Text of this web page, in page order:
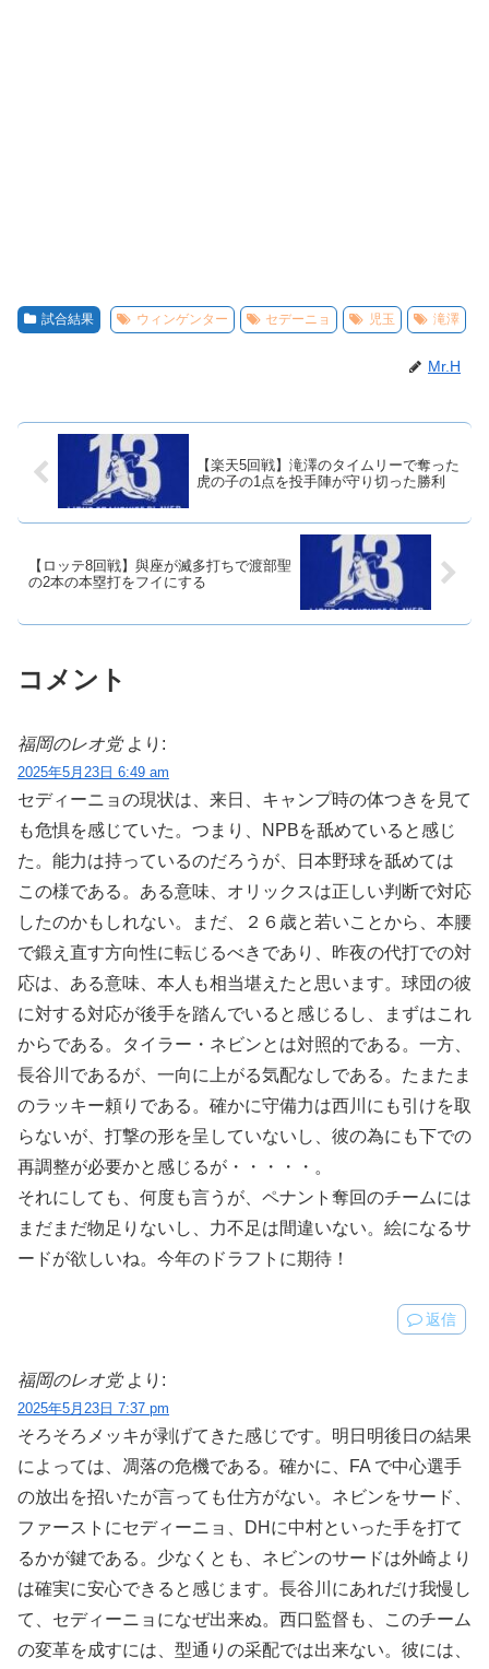
試合結果 ウィンゲンター セデーニョ 児玉 滝澤
Mr.H
【楽天5回戦】滝澤のタイムリーで奪った
虎の子の1点を投手陣が守り切った勝利
【ロッテ8回戦】與座が滅多打ちで渡部聖
の2本の本塁打をフイにする
コメント
福岡のレオ党 より:
2025年5月23日 6:49 am
セディーニョの現状は、来日、キャンプ時の体つきを見て
も危惧を感じていた。つまり、NPBを舐めていると感じ
た。能力は持っているのだろうが、日本野球を舐めては
この様である。ある意味、オリックスは正しい判断で対応
したのかもしれない。まだ、２６歳と若いことから、本腰
で鍛え直す方向性に転じるべきであり、昨夜の代打での対
応は、ある意味、本人も相当堪えたと思います。球団の彼
に対する対応が後手を踏んでいると感じるし、まずはこれ
からである。タイラー・ネビンとは対照的である。一方、
長谷川であるが、一向に上がる気配なしである。たまたま
のラッキー頼りである。確かに守備力は西川にも引けを取
らないが、打撃の形を呈していないし、彼の為にも下での
再調整が必要かと感じるが・・・・・。
それにしても、何度も言うが、ペナント奪回のチームには
まだまだ物足りないし、力不足は間違いない。絵になるサ
ードが欲しいね。今年のドラフトに期待！
返信
福岡のレオ党 より:
2025年5月23日 7:37 pm
そろそろメッキが剥げてきた感じです。明日明後日の結果
によっては、凋落の危機である。確かに、FA で中心選手
の放出を招いたが言っても仕方がない。ネビンをサード、
ファーストにセディーニョ、DHに中村といった手を打て
るかが鍵である。少なくとも、ネビンのサードは外崎より
は確実に安心できると感じます。長谷川にあれだけ我慢し
て、セディーニョになぜ出来ぬ。西口監督も、このチーム
の変革を成すには、型通りの采配では出来ない。彼には、